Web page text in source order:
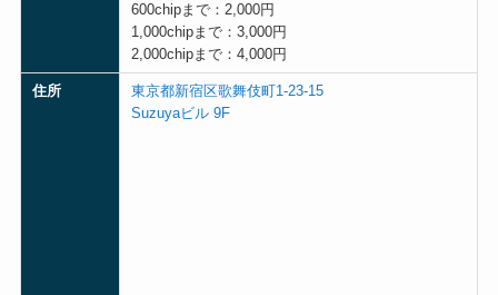
600chipまで：2,000円
1,000chipまで：3,000円
2,000chipまで：4,000円
住所
東京都新宿区歌舞伎町1-23-15
Suzuyaビル 9F